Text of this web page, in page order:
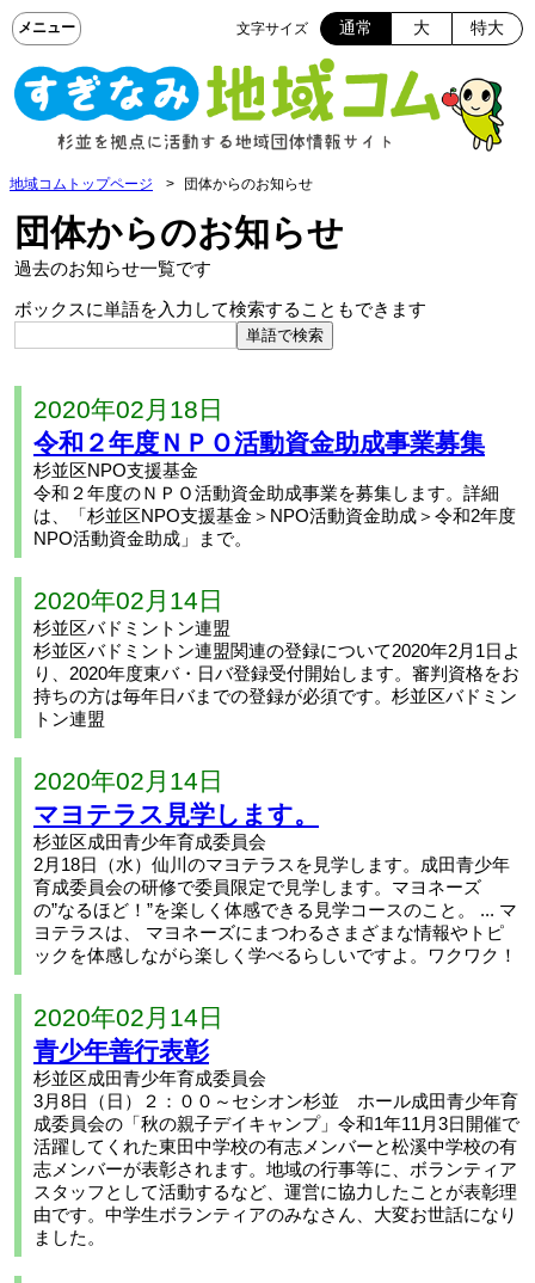
文字サイズ 通常 大 特大
地域コムトップページ 団体からのお知らせ
団体からのお知らせ
過去のお知らせ一覧です
ボックスに単語を入力して検索することもできます
2020年02月18日
令和２年度ＮＰＯ活動資金助成事業募集
杉並区NPO支援基金
令和２年度のＮＰＯ活動資金助成事業を募集します。詳細
は、「杉並区NPO支援基金＞NPO活動資金助成＞令和2年度
NPO活動資金助成」まで。
2020年02月14日
杉並区バドミントン連盟
杉並区バドミントン連盟関連の登録について2020年2月1日よ
り、2020年度東バ・日バ登録受付開始します。審判資格をお
持ちの方は毎年日バまでの登録が必須です。杉並区バドミン
トン連盟
2020年02月14日
マヨテラス見学します。
杉並区成田青少年育成委員会
2月18日（水）仙川のマヨテラスを見学します。成田青少年
育成委員会の研修で委員限定で見学します。マヨネーズ
の”なるほど！”を楽しく体感できる見学コースのこと。 ... マ
ヨテラスは、 マヨネーズにまつわるさまざまな情報やトピ
ックを体感しながら楽しく学べるらしいですよ。ワクワク！
2020年02月14日
青少年善行表彰
杉並区成田青少年育成委員会
3月8日（日）２：００～セシオン杉並 ホール成田青少年育
成委員会の「秋の親子デイキャンプ」令和1年11月3日開催で
活躍してくれた東田中学校の有志メンバーと松溪中学校の有
志メンバーが表彰されます。地域の行事等に、ボランティア
スタッフとして活動するなど、運営に協力したことが表彰理
由です。中学生ボランティアのみなさん、大変お世話になり
ました。